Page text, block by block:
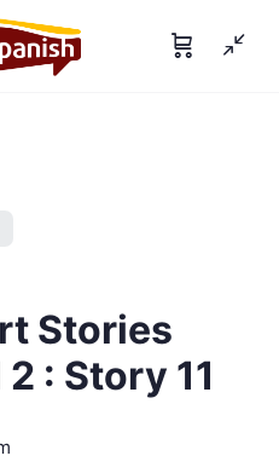
Stories
: Story 11